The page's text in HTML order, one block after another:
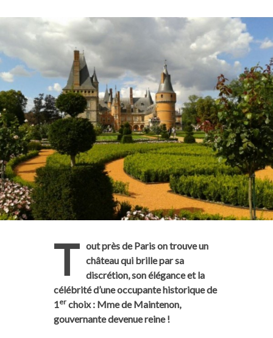
T
out près de Paris on trouve un
château qui brille par sa
discrétion, son élégance et la
célébrité d’une occupante historique de
1erchoix : Mme de Maintenon,
gouvernante devenue reine !